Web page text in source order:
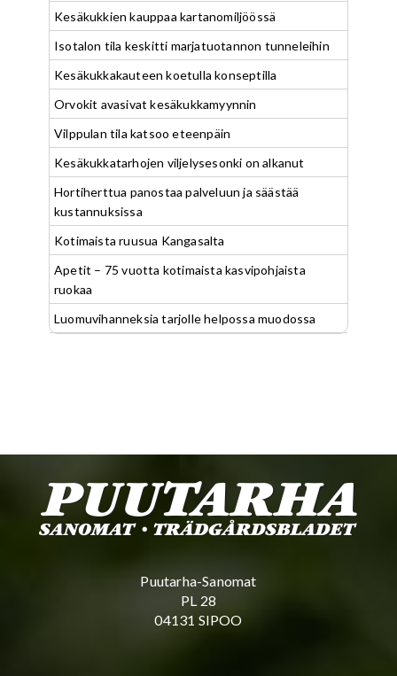
Kesäkukkien kauppaa kartanomiljöössä
Isotalon tila keskitti marjatuotannon tunneleihin
Kesäkukkakauteen koetulla konseptilla
Orvokit avasivat kesäkukkamyynnin
Vilppulan tila katsoo eteenpäin
Kesäkukkatarhojen viljelysesonki on alkanut
Hortiherttua panostaa palveluun ja säästää
kustannuksissa
Kotimaista ruusua Kangasalta
Apetit – 75 vuotta kotimaista kasvipohjaista
ruokaa
Luomuvihanneksia tarjolle helpossa muodossa
Puutarha-Sanomat
PL 28
04131 SIPOO